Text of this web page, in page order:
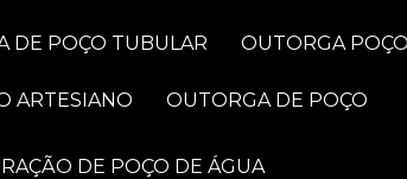
DE POÇO TUBULAR OUTORGA
ARTESIANO OUTORGA DE POÇO
DE POÇO DE ÁGUA